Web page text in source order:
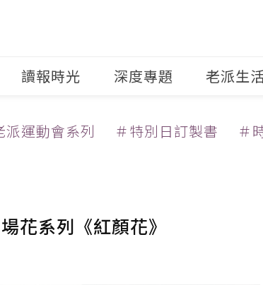
讀報時光 深度專題 老派生
派運動會系列 ＃特別日訂製書 ＃
花系列《紅顏花》